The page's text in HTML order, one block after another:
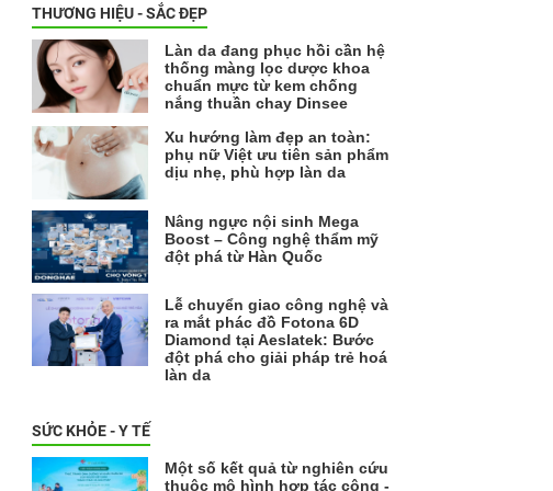
THƯƠNG HIỆU - SẮC ĐẸP
Làn da đang phục hồi cần hệ
thống màng lọc dược khoa
chuẩn mực từ kem chống
nắng thuần chay Dinsee
Xu hướng làm đẹp an toàn:
phụ nữ Việt ưu tiên sản phẩm
dịu nhẹ, phù hợp làn da
Nâng ngực nội sinh Mega
Boost – Công nghệ thẩm mỹ
đột phá từ Hàn Quốc
Lễ chuyển giao công nghệ và
ra mắt phác đồ Fotona 6D
Diamond tại Aeslatek: Bước
đột phá cho giải pháp trẻ hoá
làn da
SỨC KHỎE - Y TẾ
Một số kết quả từ nghiên cứu
thuộc mô hình hợp tác công -